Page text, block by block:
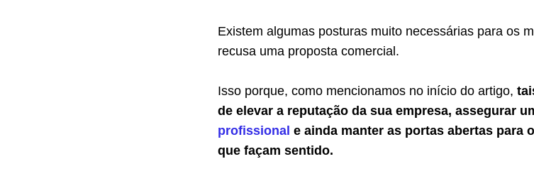
Existem algumas posturas muito necessárias para os
recusa uma proposta comercial.
Isso porque, como mencionamos no início do artigo,
de elevar a reputação da sua empresa, assegurar
profissional e ainda manter as portas abertas para
que façam sentido.